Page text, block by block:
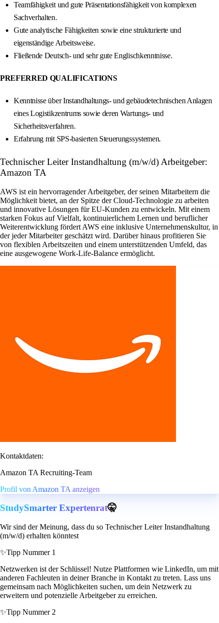
Teamfähigkeit und gute Präsentationsfähigkeit von komplexen
Sachverhalten.
Gute analytische Fähigkeiten sowie eine strukturierte und
eigenständige Arbeitsweise.
Fließende Deutsch- und sehr gute Englischkenntnisse.
PREFERRED QUALIFICATIONS
Kenntnisse über Instandhaltungs- und gebäudetechnischen Anlagen
eines Logistikzentrums sowie deren Wartungs- und
Sicherheitsverfahren.
Erfahrung mit SPS-basierten Steuerungssystemen.
Technischer Leiter Instandhaltung (m/w/d) Arbeitgeber:
Amazon TA
AWS ist ein hervorragender Arbeitgeber, der seinen Mitarbeitern die
Möglichkeit bietet, an der Spitze der Cloud-Technologie zu arbeiten
und innovative Lösungen für EU-Kunden zu entwickeln. Mit einem
starken Fokus auf Vielfalt, kontinuierlichem Lernen und beruflicher
Weiterentwicklung fördert AWS eine inklusive Unternehmenskultur, in
der jeder Mitarbeiter geschätzt wird. Darüber hinaus profitieren Sie
von flexiblen Arbeitszeiten und einem unterstützenden Umfeld, das
eine ausgewogene Work-Life-Balance ermöglicht.
Kontaktdaten:
Amazon TA Recruiting-Team
Profil von Amazon TA anzeigen
StudySmarter Expertenrat🤫
Wir sind der Meinung, dass du so Technischer Leiter Instandhaltung
(m/w/d) erhalten könntest
✨Tipp Nummer 1
Netzwerken ist der Schlüssel! Nutze Plattformen wie LinkedIn, um mit
anderen Fachleuten in deiner Branche in Kontakt zu treten. Lass uns
gemeinsam nach Möglichkeiten suchen, um dein Netzwerk zu
erweitern und potenzielle Arbeitgeber zu erreichen.
✨Tipp Nummer 2